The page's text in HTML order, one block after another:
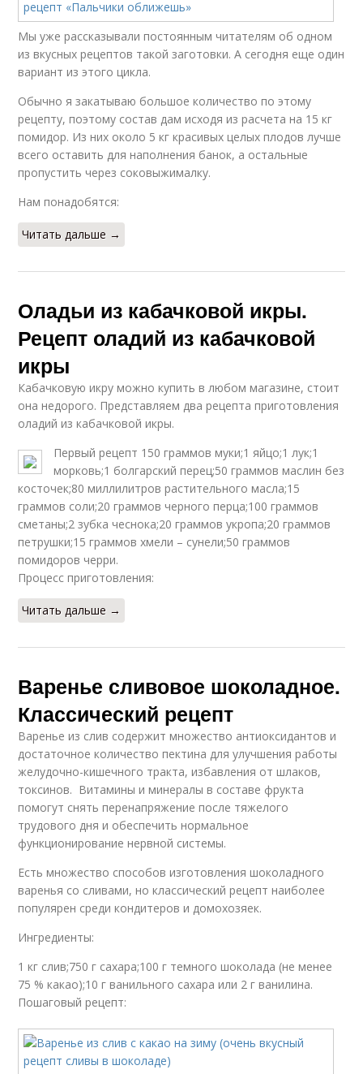
Мы уже рассказывали постоянным читателям об одном
из вкусных рецептов такой заготовки. А сегодня еще один
вариант из этого цикла.
Обычно я закатываю большое количество по этому
рецепту, поэтому состав дам исходя из расчета на 15 кг
помидор. Из них около 5 кг красивых целых плодов лучше
всего оставить для наполнения банок, а остальные
пропустить через соковыжималку.
Нам понадобятся:
Читать дальше →
Оладьи из кабачковой икры.
Рецепт оладий из кабачковой
икры
Кабачковую икру можно купить в любом магазине, стоит
она недорого. Представляем два рецепта приготовления
оладий из кабачковой икры.
Первый рецепт 150 граммов муки;1 яйцо;1 лук;1
морковь;1 болгарский перец;50 граммов маслин без
косточек;80 миллилитров растительного масла;15
граммов соли;20 граммов черного перца;100 граммов
сметаны;2 зубка чеснока;20 граммов укропа;20 граммов
петрушки;15 граммов хмели – сунели;50 граммов
помидоров черри.
Процесс приготовления:
Читать дальше →
Варенье сливовое шоколадное.
Классический рецепт
Варенье из слив содержит множество антиоксидантов и
достаточное количество пектина для улучшения работы
желудочно-кишечного тракта, избавления от шлаков,
токсинов. Витамины и минералы в составе фрукта
помогут снять перенапряжение после тяжелого
трудового дня и обеспечить нормальное
функционирование нервной системы.
Есть множество способов изготовления шоколадного
варенья со сливами, но классический рецепт наиболее
популярен среди кондитеров и домохозяек.
Ингредиенты:
1 кг слив;750 г сахара;100 г темного шоколада (не менее
75 % какао);10 г ванильного сахара или 2 г ванилина.
Пошаговый рецепт: